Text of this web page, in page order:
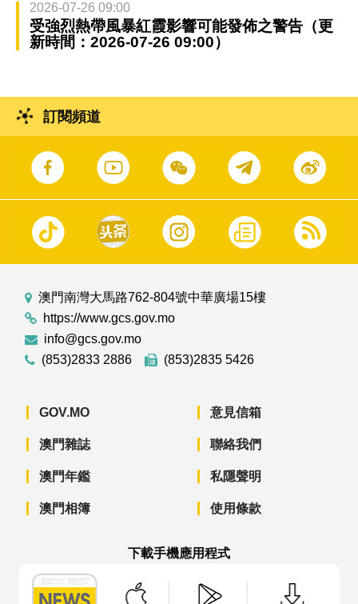
2026-07-26 09:00
受強烈熱帶風暴紅霞影響可能發佈之警告（更
新時間：2026-07-26 09:00）
訂閱頻道
澳門南灣大馬路762-804號中華廣場15樓
https://www.gcs.gov.mo
info@gcs.gov.mo
(853)2833 2886
(853)2835 5426
GOV.MO
澳門雜誌
澳門年鑑
澳門相簿
意見信箱
聯絡我們
私隱聲明
使用條款
下載手機應用程式